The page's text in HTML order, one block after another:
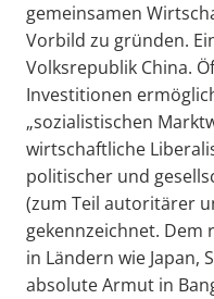
gemeinsamen
Vorbild zu gründen.
Volksrepublik China.
Investitionen
„sozialistischen
wirtschaftliche
politischer und
(zum Teil autoritärer
gekennzeichnet. Dem
in Ländern wie Japan,
absolute Armut in